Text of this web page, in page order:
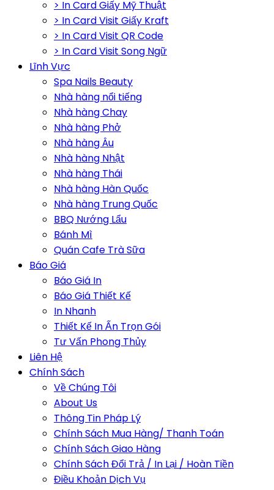
> In Card Giấy Mỹ Thuật
> In Card Visit Giấy Kraft
> In Card Visit QR Code
> In Card Visit Song Ngữ
Lĩnh Vực
Spa Nails Beauty
Nhà hàng nổi tiếng
Nhà hàng Chay
Nhà hàng Phở
Nhà hàng Âu
Nhà hàng Nhật
Nhà hàng Thái
Nhà hàng Hàn Quốc
Nhà hàng Trung Quốc
BBQ Nướng Lẩu
Bánh Mì
Quán Cafe Trà Sữa
Báo Giá
Báo Giá In
Báo Giá Thiết Kế
In Nhanh
Thiết Kế In Ấn Trọn Gói
Tư Vấn Phong Thủy
Liên Hệ
Chính Sách
Về Chúng Tôi
About Us
Thông Tin Pháp Lý
Chính Sách Mua Hàng/ Thanh Toán
Chính Sách Giao Hàng
Chính Sách Đổi Trả / In Lại / Hoàn Tiền
Điều Khoản Dịch Vụ